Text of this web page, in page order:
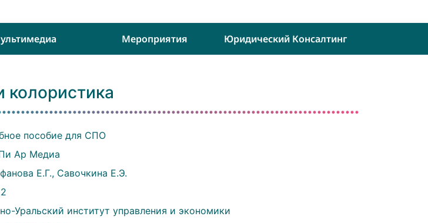
Мероприятия Юридический Консалтинг
колористика
пособие для СПО
Ар Медиа
Е.Г., Савочкина Е.Э.
Уральский институт управления и экономики